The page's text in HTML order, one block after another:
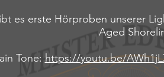
es erste Hörproben unserer
Aged
Tone: https://youtu.be/